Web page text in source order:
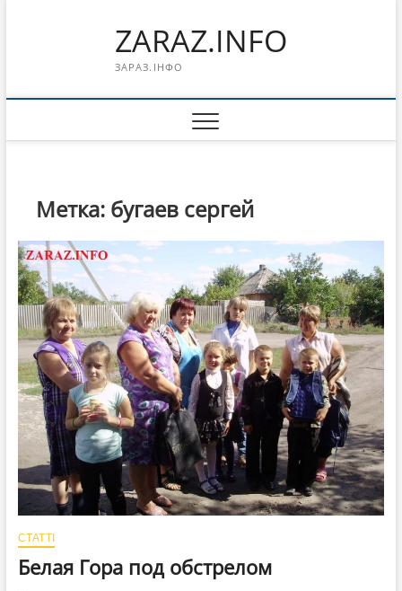
ZARAZ.INFO
ЗАРАЗ.ІНФО
Метка: бугаев сергей
СТАТТІ
Белая Гора под обстрелом